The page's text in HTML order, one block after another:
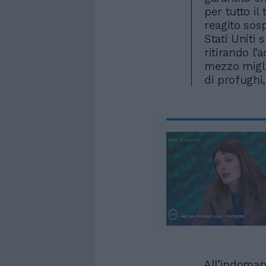
per tutto il
reagito
Stati Uniti
ritirando
mezzo
di